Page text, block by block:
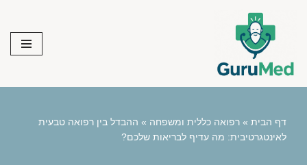
content
דף הבית » רפואה כללית ומשפחה » ההבדל בין רפואה טבעית
לאינטגרטיבית: מה עדיף לבריאות שלכם?